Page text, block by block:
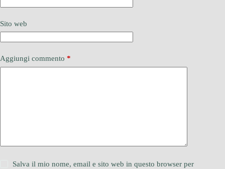
Sito web
Aggiungi commento *
Salva il mio nome, email e sito web in questo browser per